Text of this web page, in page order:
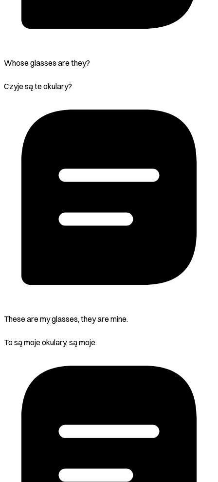
Whose glasses are they?
Czyje są te okulary?
These are my glasses, they are mine.
To są moje okulary, są moje.